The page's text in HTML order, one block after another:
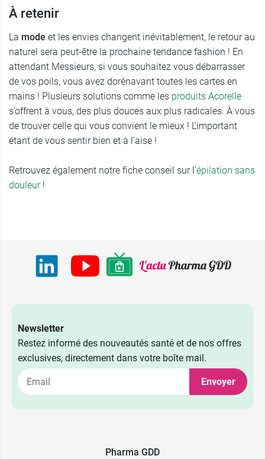
À retenir
La mode et les envies changent inévitablement, le retour au
naturel sera peut-être la prochaine tendance fashion ! En
attendant Messieurs, si vous souhaitez vous débarrasser
de vos poils, vous avez dorénavant toutes les cartes en
mains ! Plusieurs solutions comme les produits Acorelle
s’offrent à vous, des plus douces aux plus radicales. À vous
de trouver celle qui vous convient le mieux ! L’important
étant de vous sentir bien et à l’aise !
Retrouvez également notre fiche conseil sur l'épilation sans
douleur!
Newsletter
Restez informé des nouveautés santé et de nos offres
exclusives, directement dans votre boîte mail.
Envoyer
Pharma GDD